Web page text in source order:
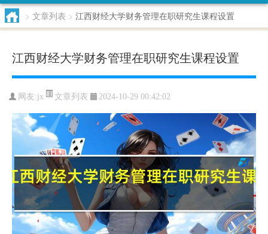
> 文章列表 > 江西财经大学财务管理在职研究生课程设置
江西财经大学财务管理在职研究生课程设置
网友:jx 文章列表 2024-10-29 00:42:02